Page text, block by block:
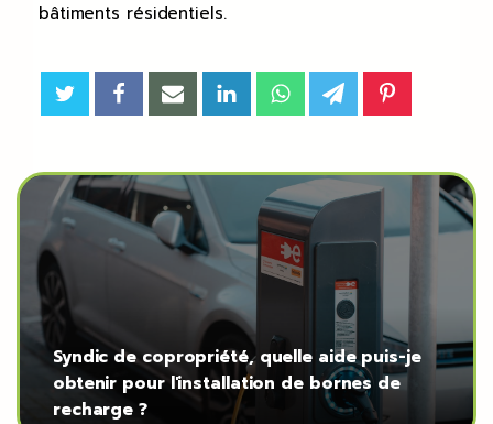
bâtiments résidentiels.
Syndic de copropriété, quelle aide puis-je
obtenir pour l'installation de bornes de
recharge ?